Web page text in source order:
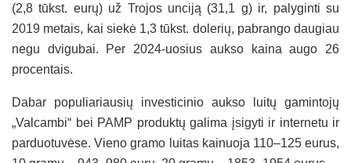
(2,8 tūkst. eurų) už Trojos unciją (31,1 g) ir, palyginti su
2019 metais, kai siekė 1,3 tūkst. dolerių, pabrango daugiau
negu dvigubai. Per 2024-uosius aukso kaina augo 26
procentais.
Dabar populiariausių investicinio aukso luitų gamintojų
„Valcambi“ bei PAMP produktų galima įsigyti ir internetu ir
parduotuvėse. Vieno gramo luitas kainuoja 110–125 eurus,